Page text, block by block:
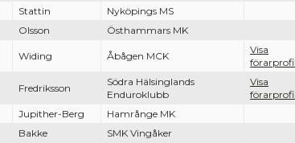
Stattin Nyköpings MS
Olsson Östhammars MK
Widing Åbågen MCK
Visa
förarprofil
Fredriksson
Södra Hälsinglands
Enduroklubb
Visa
förarprofil
Jupither-Berg Hamrånge MK
Bakke SMK Vingåker